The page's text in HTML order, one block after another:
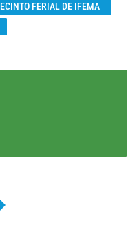
FERIAL DE IFEMA